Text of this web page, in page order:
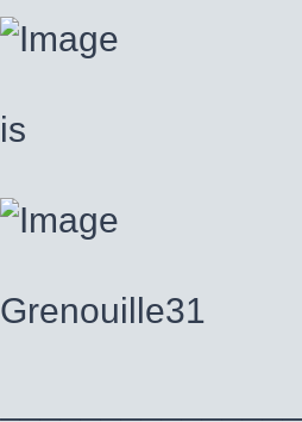
is
Grenouille31